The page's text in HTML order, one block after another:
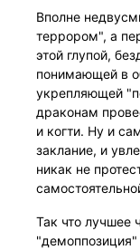
Вполне
террором", а
этой глупой,
понимающей в
укрепляющей
драконам
и когти. Ну и
заклание, и
никак не
Так что лучшее
"демоппозиция"